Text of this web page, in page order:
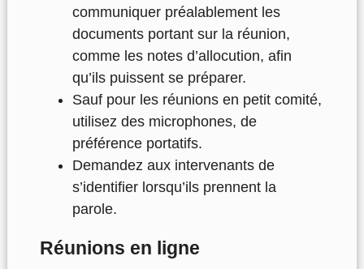
communiquer préalablement les
documents portant sur la réunion,
comme les notes d’allocution, afin
qu’ils puissent se préparer.
Sauf pour les réunions en petit comité,
utilisez des microphones, de
préférence portatifs.
Demandez aux intervenants de
s’identifier lorsqu’ils prennent la
parole.
Réunions en ligne